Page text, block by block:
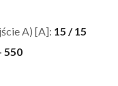
A) [A]: 15 / 15
550